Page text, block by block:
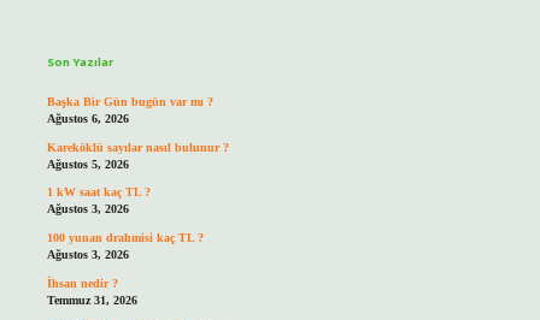
Son Yazılar
Başka Bir Gün bugün var mı ?
Ağustos 6, 2026
Kareköklü sayılar nasıl bulunur ?
Ağustos 5, 2026
1 kW saat kaç TL ?
Ağustos 3, 2026
100 yunan drahmisi kaç TL ?
Ağustos 3, 2026
İhsan nedir ?
Temmuz 31, 2026